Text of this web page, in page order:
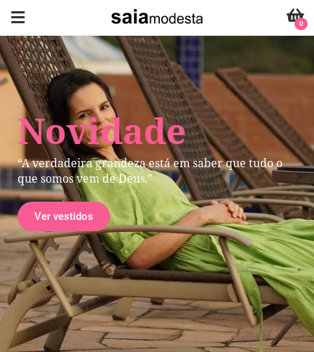
Novidade
“A verdadeira grandeza está em saber que tudo o
que somos vem de Deus."
Ver vestidos
0